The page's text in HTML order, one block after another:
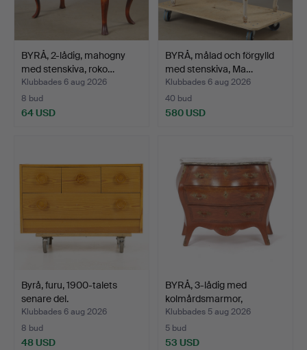
BYRÅ, 2-lådig, mahogny
med stenskiva, roko…
Klubbades 6 aug 2026
8 bud
64 USD
BYRÅ, målad och förgylld
med stenskiva, Ma…
Klubbades 6 aug 2026
40 bud
580 USD
Byrå, furu, 1900-talets
senare del.
Klubbades 6 aug 2026
8 bud
48 USD
BYRÅ, 3-lådig med
kolmårdsmarmor,
rokokost…
Klubbades 5 aug 2026
5 bud
53 USD